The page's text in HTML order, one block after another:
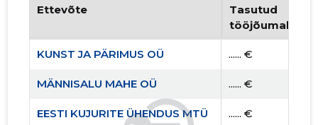
Ettevõte
Tasutud
tööjõumaksud
KUNST JA PÄRIMUS OÜ ...... €
MÄNNISALU MAHE OÜ ...... €
EESTI KUJURITE ÜHENDUS MTÜ ...... €